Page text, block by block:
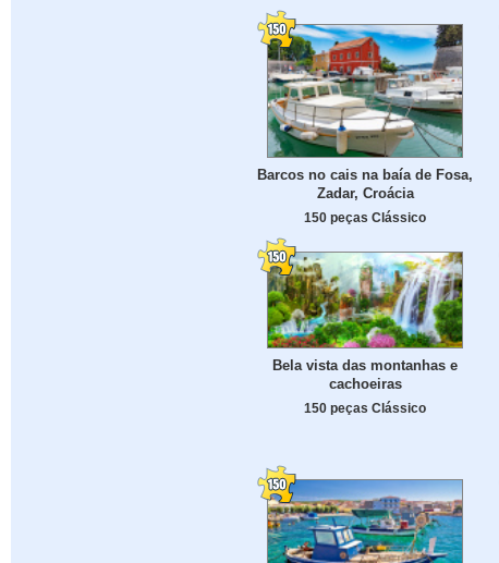
Barcos no cais na baía de Fosa,
Zadar, Croácia
150 peças Clássico
Bela vista das montanhas e
cachoeiras
150 peças Clássico